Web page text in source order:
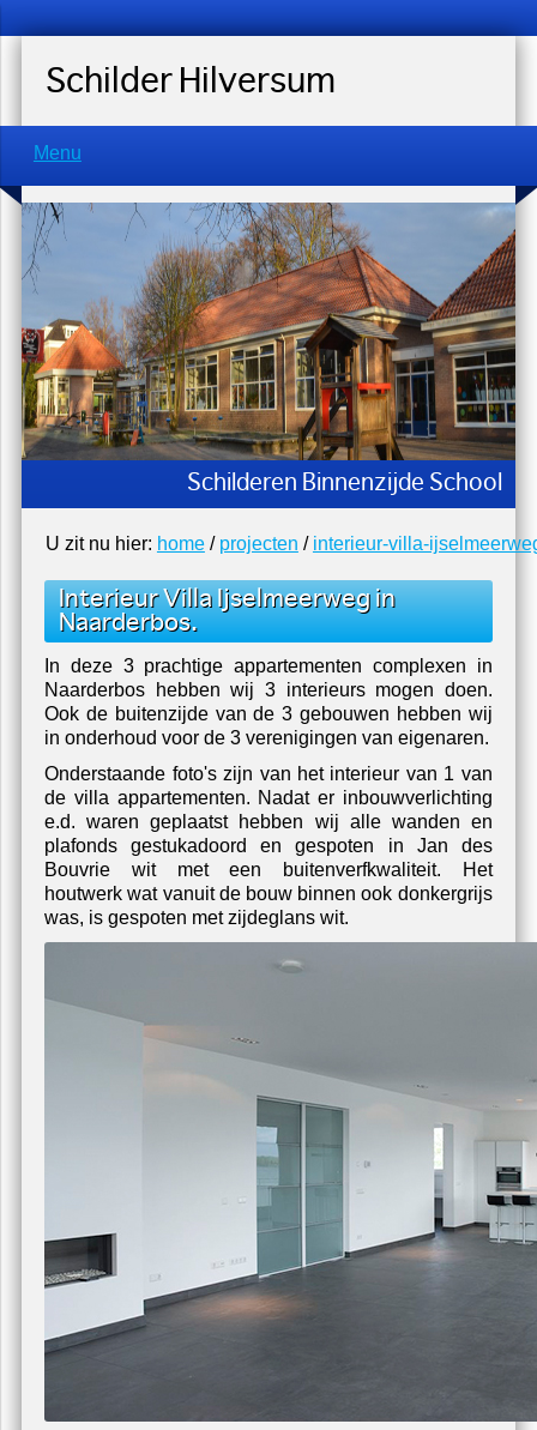
Schilder Hilversum
Menu
Schilderwerk Buiten Schildersbedrijf Schilder
U zit nu hier:home/projecten/interieur-villa-
Interieur Villa Ijselmeerweg in
Naarderbos.
In deze 3 prachtige appartementen complexen in
Naarderbos hebben wij 3 interieurs mogen doen.
Ook de buitenzijde van de 3 gebouwen hebben wij
in onderhoud voor de 3 verenigingen van eigenaren.
Onderstaande foto's zijn van het interieur van 1 van
de villa appartementen. Nadat er inbouwverlichting
e.d. waren geplaatst hebben wij alle wanden en
plafonds gestukadoord en gespoten in Jan des
Bouvrie wit met een buitenverfkwaliteit. Het
houtwerk wat vanuit de bouw binnen ook donkergrijs
was, is gespoten met zijdeglans wit.